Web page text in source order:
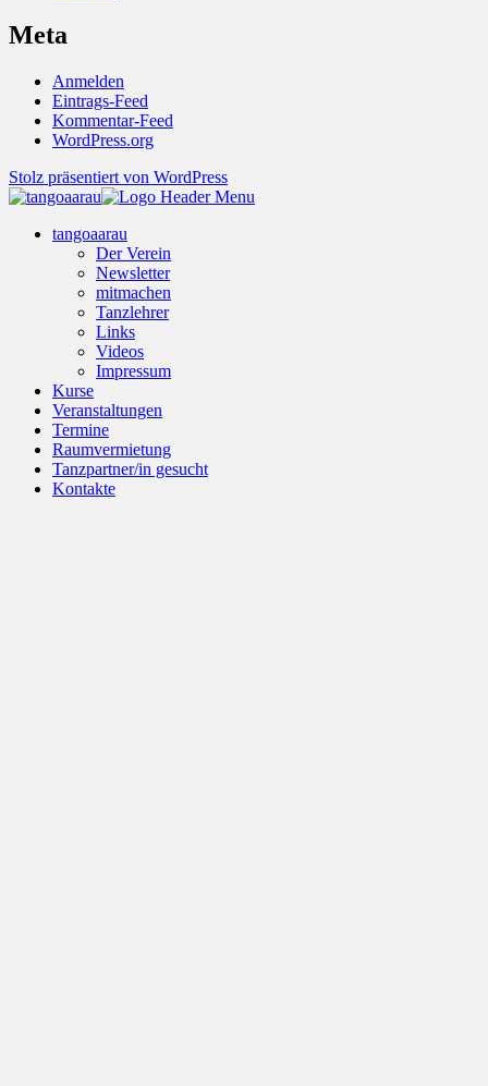
Meta
Anmelden
Eintrags-Feed
Kommentar-Feed
WordPress.org
Stolz präsentiert von WordPress
tangoaarau
Der Verein
Newsletter
mitmachen
Tanzlehrer
Links
Videos
Impressum
Kurse
Veranstaltungen
Termine
Raumvermietung
Tanzpartner/in gesucht
Kontakte